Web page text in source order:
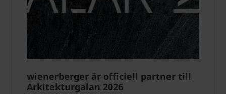
wienerberger är officiell partner till
Arkitekturgalan 2026